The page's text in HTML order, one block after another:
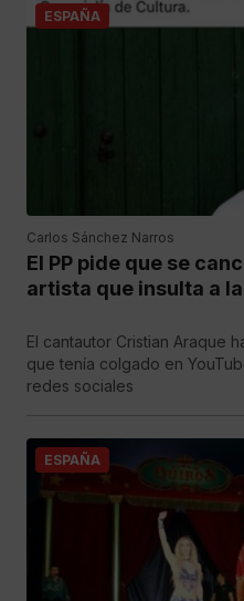
ESPAÑA
Carlos Sánchez Narros
El PP pide que se
artista que insulta a
El cantautor Cristian Araque
que tenía colgado en
redes sociales
ESPAÑA